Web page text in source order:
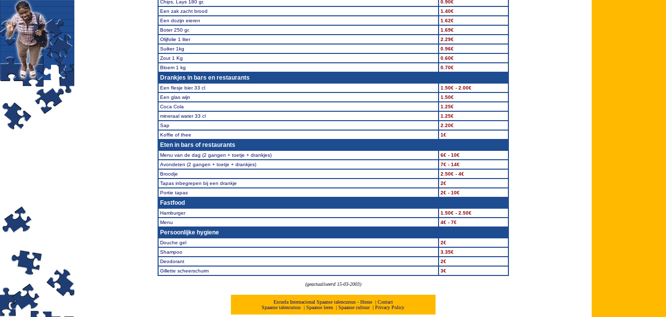
Chips, Lays 180 gr.
0.90€
Een zak zacht brood
1.40€
Een dozijn eieren
1.62€
Boter 250 gr.
1.69€
Olijfolie 1 liter
2.29€
Suiker 1kg
0.96€
Zout 1 Kg
0.60€
Bloem 1 kg
0.70€
Drankjes in bars en restaurants
Een flesje bier 33 cl
1.50€ - 2.00€
Een glas wijn
1.50€
Coca Cola
1.25€
mineraal water 33 cl
1.25€
Sap
2.20€
Koffie of thee
1€
Eten in bars of restaurants
Menu van de dag (2 gangen + toetje + drankjes)
6€ - 10€
Avondeten (2 gangen + toetje + drankjes)
7€ - 14€
Broodje
2.50€ - 4€
Tapas inbegrepen bij een drankje
2€
Portie tapas
2€ - 10€
Fastfood
Hamburger
1.50€ - 2.50€
Menu
4€ - 7€
Persoonlijke hygiene
Douche gel
2€
Shampoo
3.35€
Deodorant
2€
Gillette scheerschuim
3€
(geactualiseerd 15-03-2003)
Escuela Internacional Spaanse talencursus - Home | Contact
Spaanse talencursus | Spaanse leren | Spaanse cultuur| Privacy Policy